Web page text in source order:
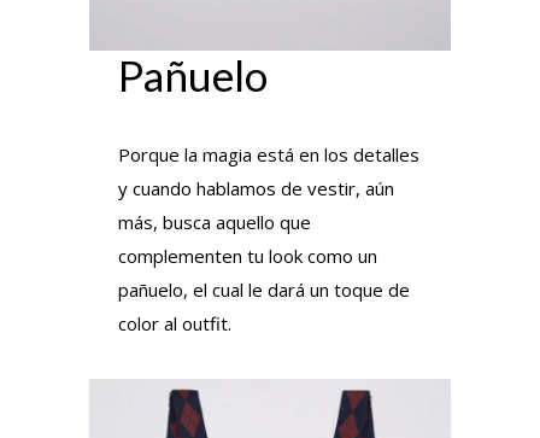
Pañuelo
Porque la magia está en los detalles
y cuando hablamos de vestir, aún
más, busca aquello que
complementen tu look como un
pañuelo, el cual le dará un toque de
color al outfit.